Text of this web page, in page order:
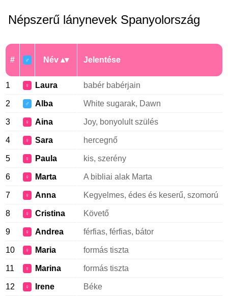
Népszerű lánynevek Spanyolország
# ♂ Név Jelentése
1 ♀ Laura babér babérjain
2 ♂ Alba White sugarak, Dawn
3 ♀ Aina Joy, bonyolult szülés
4 ♀ Sara hercegnő
5 ♀ Paula kis, szerény
6 ♀ Marta A bibliai alak Marta
7 ♀ Anna Kegyelmes, édes és keserű, szomorú
8 ♀ Cristina Követő
9 ♀ Andrea férfias, férfias, bátor
10 ♀ Maria formás tiszta
11 ♀ Marina formás tiszta
12 ♀ Irene Béke